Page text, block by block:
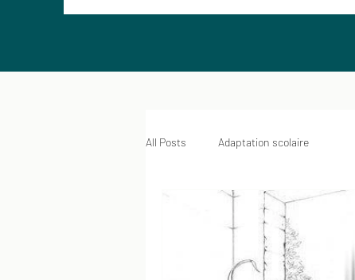
All Posts Adaptation scolaire